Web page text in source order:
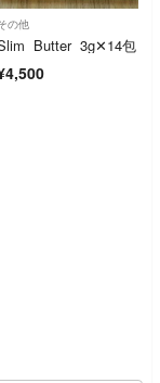
の他
Butter 3g✕14包